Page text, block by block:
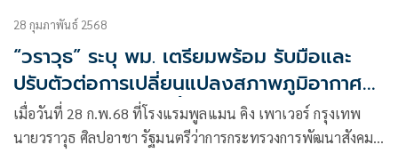
28 กุมภาพันธ์ 2568
“วราวุธ” ระบุ พม. เตรียมพร้อม รับมือและ
ปรับตัวต่อการเปลี่ยนแปลงสภาพภูมิอากาศ
ดูแลกลุ่มเปราะบาง ตั้งศูนย์ ศบปภ. ส่วน
กลาง-ภูมิภาค
เมื่อวันที่ 28 ก.พ.68 ที่โรงแรมพูลแมน คิง เพาเวอร์ กรุงเทพ
นายวราวุธ ศิลปอาชา รัฐมนตรีว่าการกระทรวงการพัฒนาสังคม